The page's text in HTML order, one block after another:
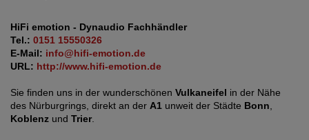
HiFi emotion - Dynaudio Fachhändler
Tel.: 0151 15550326
E-Mail: info@hifi-emotion.de
URL: http://www.hifi-emotion.de
Sie finden uns in der wunderschönen Vulkaneifel in der Nähe
des Nürburgrings, direkt an der A1 unweit der Städte Bonn
Koblenz und Trier.